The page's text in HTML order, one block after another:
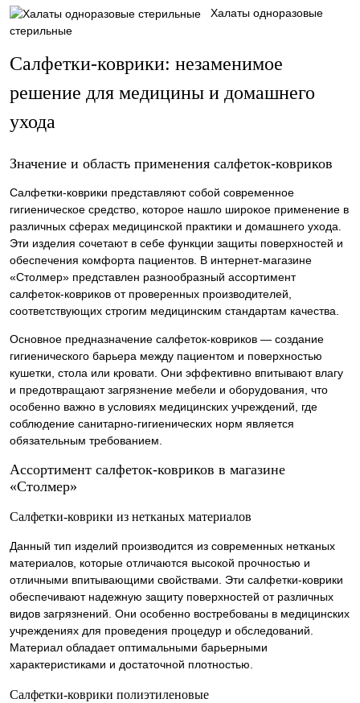
Халаты одноразовые
стерильные
Салфетки-коврики: незаменимое
решение для медицины и домашнего
ухода
Значение и область применения салфеток-ковриков
Салфетки-коврики представляют собой современное
гигиеническое средство, которое нашло широкое применение в
различных сферах медицинской практики и домашнего ухода.
Эти изделия сочетают в себе функции защиты поверхностей и
обеспечения комфорта пациентов. В интернет-магазине
«Столмер» представлен разнообразный ассортимент
салфеток-ковриков от проверенных производителей,
соответствующих строгим медицинским стандартам качества.
Основное предназначение салфеток-ковриков — создание
гигиенического барьера между пациентом и поверхностью
кушетки, стола или кровати. Они эффективно впитывают влагу
и предотвращают загрязнение мебели и оборудования, что
особенно важно в условиях медицинских учреждений, где
соблюдение санитарно-гигиенических норм является
обязательным требованием.
Ассортимент салфеток-ковриков в магазине
«Столмер»
Салфетки-коврики из нетканых материалов
Данный тип изделий производится из современных нетканых
материалов, которые отличаются высокой прочностью и
отличными впитывающими свойствами. Эти салфетки-коврики
обеспечивают надежную защиту поверхностей от различных
видов загрязнений. Они особенно востребованы в медицинских
учреждениях для проведения процедур и обследований.
Материал обладает оптимальными барьерными
характеристиками и достаточной плотностью.
Салфетки-коврики полиэтиленовые